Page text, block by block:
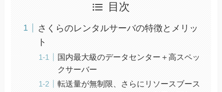
目次
さくらのレンタルサーバの特徴とメリッ
ト
国内最大級のデータセンター＋高スペッ
クサーバー
転送量が無制限、さらにリソースブース